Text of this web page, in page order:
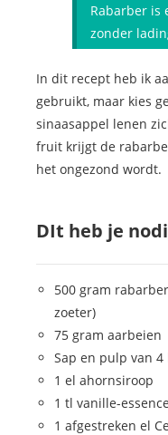
Rabarber is
zonder
In dit recept heb ik
gebruikt, maar kies
sinaasappel lenen
fruit krijgt de
het ongezond wordt.
DIt heb je
500 gram
zoeter)
75 gram aarbeien
Sap en pulp van
1 el ahornsiroop
1 tl vanille-
1 afgestreken el